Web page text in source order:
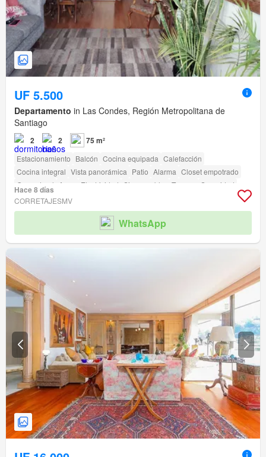
UF 5.500
Departamento in Las Condes, Región Metropolitana de
Santiago
2 2 75 m²
Estacionamiento Balcón Cocina equipada Calefacción
Cocina integral Vista panorámica Patio Alarma Closet empotrado
Gas natural
Agua Electricidad Sin amueblar Terraza
Seguridad
Piscina Ascensor
Acceso para personas con discapacidad
Hace 8 días
CORRETAJESMV
WhatsApp